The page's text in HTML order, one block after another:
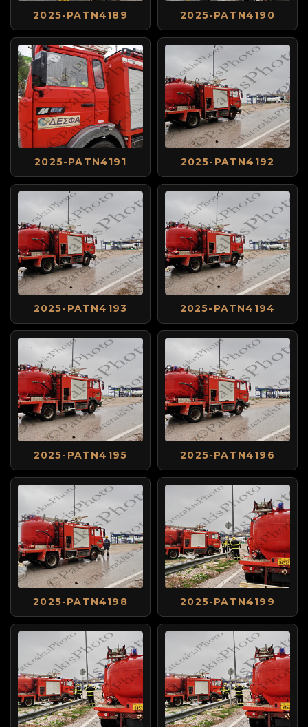
2025-PATN4189 2025-PATN4190
2025-PATN4191 2025-PATN4192
2025-PATN4193 2025-PATN4194
2025-PATN4195 2025-PATN4196
2025-PATN4198 2025-PATN4199